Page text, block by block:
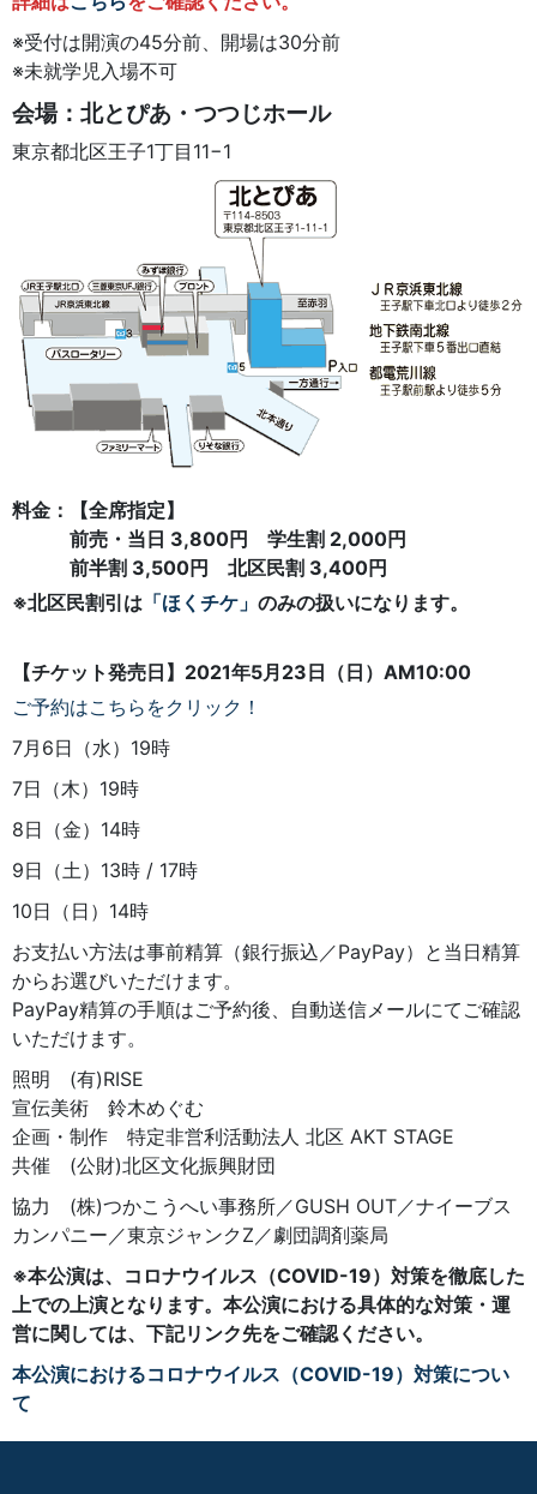
※受付は開演の45分前、開場は30分前
※未就学児入場不可
会場：北とぴあ・つつじホール
東京都北区王子1丁目11−1
料金：【全席指定】
前売・当日 3,800円 学生割 2,000円
前半割 3,500円 北区民割 3,400円
※北区民割引は 「ほくチケ」 のみの扱いになります。
【チケット発売日】2021年5月23日（日）AM10:00
ご予約はこちらをクリック！
7月6日（水）19時
7日（木）19時
8日（金）14時
9日（土）13時 / 17時
10日（日）14時
お支払い方法は事前精算（銀行振込／PayPay）と当日精算
からお選びいただけます。
PayPay精算の手順はご予約後、自動送信メールにてご確認
いただけます。
照明 (有)RISE
宣伝美術 鈴木めぐむ
企画・制作 特定非営利活動法人 北区 AKT STAGE
共催 (公財)北区文化振興財団
協力 (株)つかこうへい事務所／GUSH OUT／ナイーブス
カンパニー／東京ジャンクZ／劇団調剤薬局
※本公演は、コロナウイルス（COVID-19）対策を徹底した
上での上演となります。本公演における具体的な対策・運
営に関しては、下記リンク先をご確認ください。
本公演におけるコロナウイルス（COVID-19）対策につい
て